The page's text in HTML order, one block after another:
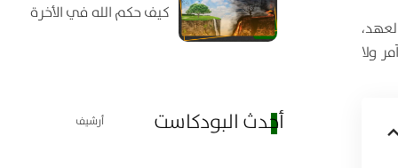
ولا
كيف حكم الله في الأخرة
أحدث البودكاست أرشيف